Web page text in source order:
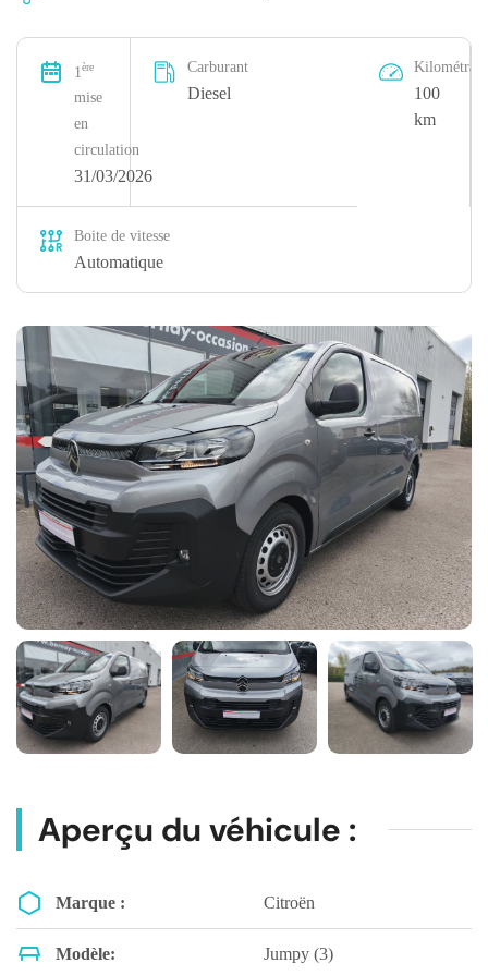
1ère
mise
en
circulation
31/03/2026
Carburant
Diesel
100
km
Boite de vitesse
Automatique
Aperçu du véhicule :
Marque : Citroën
Modèle: Jumpy (3)